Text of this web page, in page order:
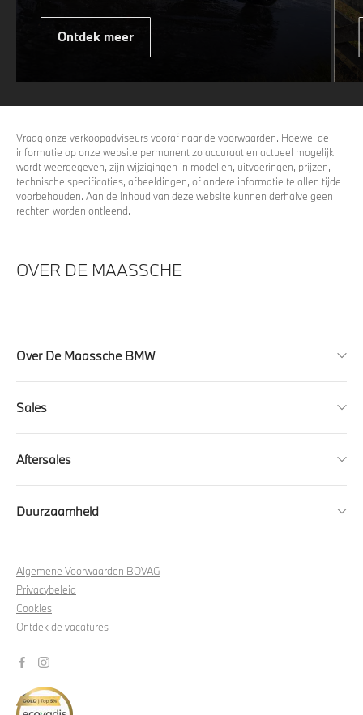
veiligheid. Of u nu kiest voor een sportieve of
elegante look, onze winterwielen zijn
ontworpen om uw rijervaring te optimaliseren,
weersomstandigheden. Profiteer nu van15%
voordeel.
Ontdek meer
Vraag onze verkoopadviseurs vooraf naar de voorwaarden. Hoewel de
informatie op onze website permanent zo accuraat en actueel mogelijk
wordt weergegeven, zijn wijzigingen in modellen, uitvoeringen, prijzen,
technische specificaties, afbeeldingen, of andere informatie te allen tijde
voorbehouden. Aan de inhoud van deze website kunnen derhalve geen
rechten worden ontleend.
OVER DE MAASSCHE
Over De Maassche BMW
Sales
Aftersales
Duurzaamheid
Algemene Voorwaarden BOVAG
Privacybeleid
Cookies
Ontdek de vacatures